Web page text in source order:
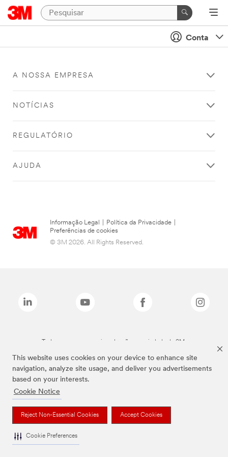
This website uses cookies on your device to enhance site
navigation, analyze site usage, and deliver you advertisements
based on your interests.
Cookie Notice
Reject Non-Essential Cookies Accept Cookies
Cookie Preferences
Conta
A NOSSA EMPRESA
NOTÍCIAS
REGULATÓRIO
AJUDA
Informação Legal Política da Privacidade
Preferências de cookies
© 3M 2026. All Rights Reserved.
Todas as marcas mencionadas são propriedade da 3M.